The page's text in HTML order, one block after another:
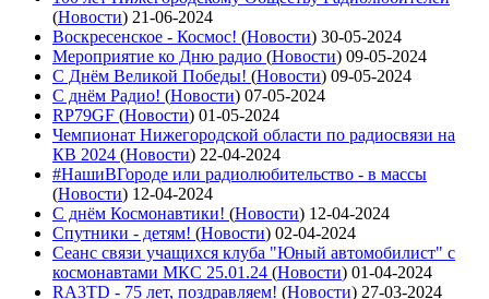
(Новости) 21-06-2024
Воскресенское - Космос! (Новости) 30-05-2024
Мероприятие ко Дню радио (Новости) 09-05-2024
С Днём Великой Победы! (Новости) 09-05-2024
С днём Радио! (Новости) 07-05-2024
RP79GF (Новости) 01-05-2024
Чемпионат Нижегородской области по радиосвязи на
КВ 2024 (Новости) 22-04-2024
#НашиВГороде или радиолюбительство - в массы
(Новости) 12-04-2024
С днём Космонавтики! (Новости) 12-04-2024
Спутники - детям! (Новости) 02-04-2024
Сеанс связи учащихся клуба "Юный автомобилист" с
космонавтами МКС 25.01.24 (Новости) 01-04-2024
RA3TD - 75 лет, поздравляем! (Новости) 27-03-2024